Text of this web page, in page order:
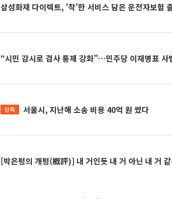
삼성화재 다이렉트, '착'한 서비스 담은 운전자보험
“시민 감시로 검사 통제 강화”…민주당 이재명표 사
단독 서울시, 지난해 소송 비용 40억 원 썼다
[박은평의 개평(槪評)] 내 거인듯 내 거 아닌 내 거